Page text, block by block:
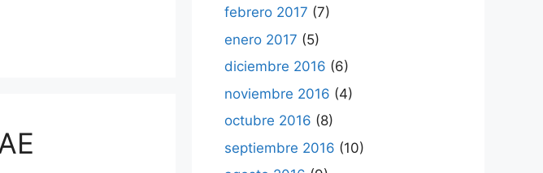
febrero 2017 (7)
enero 2017 (5)
diciembre 2016 (6)
noviembre 2016 (4)
octubre 2016 (8)
septiembre 2016 (10)